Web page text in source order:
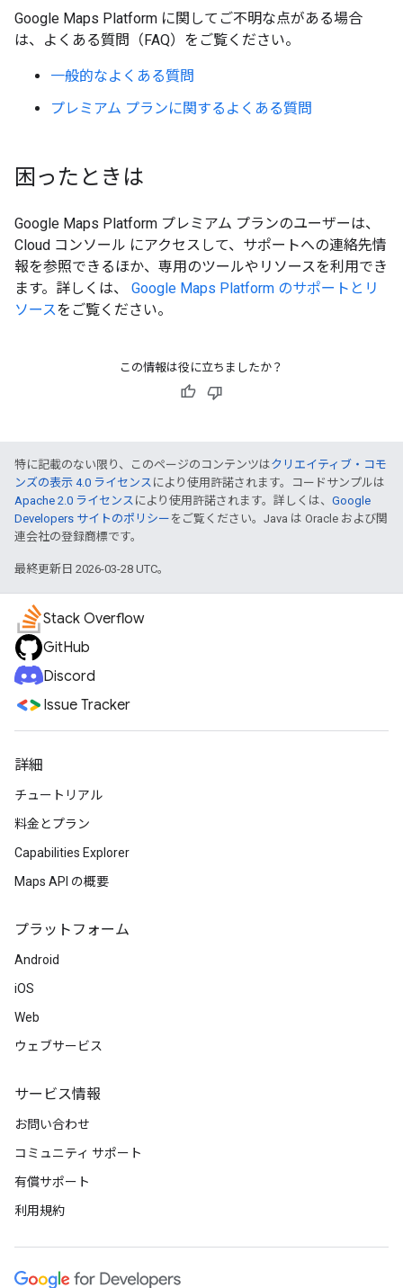
Google Maps Platform に関してご不明な点がある場合
は、よくある質問（FAQ）をご覧ください。
一般的なよくある質問
プレミアム プランに関するよくある質問
困ったときは
Google Maps Platform プレミアム プランのユーザーは、
Cloud コンソール にアクセスして、サポートへの連絡先情
報を参照できるほか、専用のツールやリソースを利用でき
ます。詳しくは、 Google Maps Platform のサポートとリ
ソースをご覧ください。
この情報は役に立ちましたか？
特に記載のない限り、このページのコンテンツはクリエイティブ・コモ
ンズの表示 4.0 ライセンス により使用許諾されます。コードサンプルは
Apache 2.0 ライセンス により使用許諾されます。詳しくは、 Google
Developers サイトのポリシー をご覧ください。Java は Oracle および関
連会社の登録商標です。
最終更新日 2026-03-28 UTC。
Stack Overflow
GitHub
Discord
Issue Tracker
詳細
チュートリアル
料金とプラン
Capabilities Explorer
Maps API の概要
プラットフォーム
Android
iOS
Web
ウェブサービス
サービス情報
お問い合わせ
コミュニティ サポート
有償サポート
利用規約